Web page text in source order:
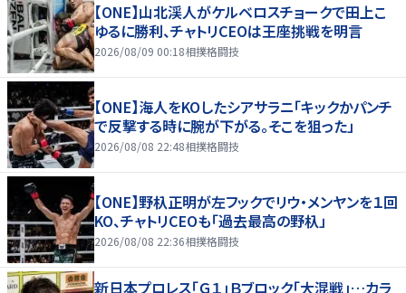
【ONE】山北渓人がケルベロスチョークで田上こ
ゆるに勝利、チャトリCEOは王座挑戦を明言
2026/08/09 00:18相撲格闘技
【ONE】海人をKOしたシアサラニ「キックかパンチ
で反撃する時に腕が下がる。そこを狙った」
2026/08/08 22:48相撲格闘技
【ONE】野杁正明が左フックでリウ・メンヤンを１回
KO、チャトリCEOも「過去最高の野杁」
2026/08/08 22:36相撲格闘技
新日本プロレス「Ｇ１」Ｂブロック「大混戦」…カラ